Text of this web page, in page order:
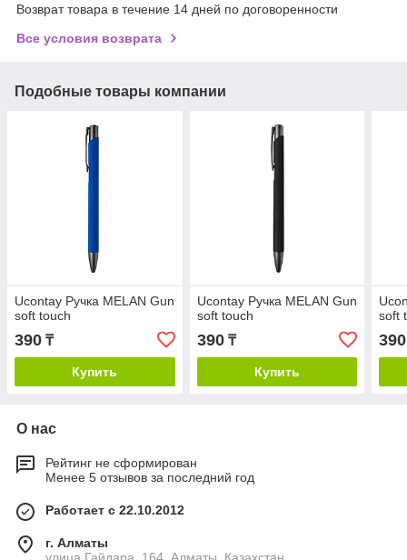
Возврат товара в течение 14 дней по договоренности
Все условия возврата
Подобные товары компании
Ucontay Ручка MELAN Gun
soft touch
390 ₸
Купить
Ucontay Ручка MELAN Gun
soft touch
390₸
Купить
soft
390
О нас
Рейтинг не сформирован
Менее 5 отзывов за последний год
Работает с 22.10.2012
г. Алматы